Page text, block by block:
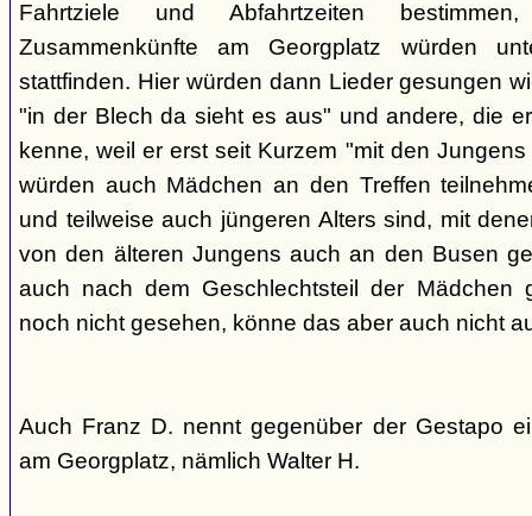
Fahrtziele und Abfahrtzeiten
Zusammenkünfte am Georgplatz würden
stattfinden. Hier würden dann Lieder gesungen
"in der Blech da sieht es aus" und andere, die
kenne, weil er erst seit Kurzem "mit den
würden auch Mädchen an den Treffen
und teilweise auch jüngeren Alters sind, mit
von den älteren Jungens auch an den Busen
auch nach dem Geschlechtsteil der Mädchen
noch nicht gesehen, könne das aber auch nicht
Auch Franz D. nennt gegenüber der Gestapo
am Georgplatz, nämlich Walter H.